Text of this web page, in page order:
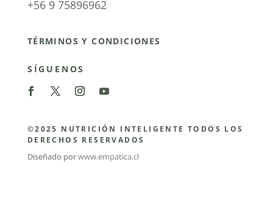
+56 9 75896962
TÉRMINOS Y CONDICIONES
SÍGUENOS
©2025 NUTRICIÓN INTELIGENTE TODOS LOS
DERECHOS RESERVADOS
Diseñado porwww.empatica.cl